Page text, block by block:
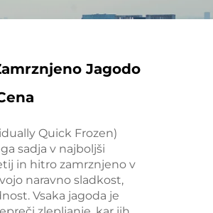
Jagodo
Quick Frozen)
sadja v najboljši
in hitro zamrznjeno v
naravno sladkost,
Vsaka jagoda je